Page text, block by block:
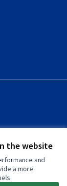
the website
and
a more